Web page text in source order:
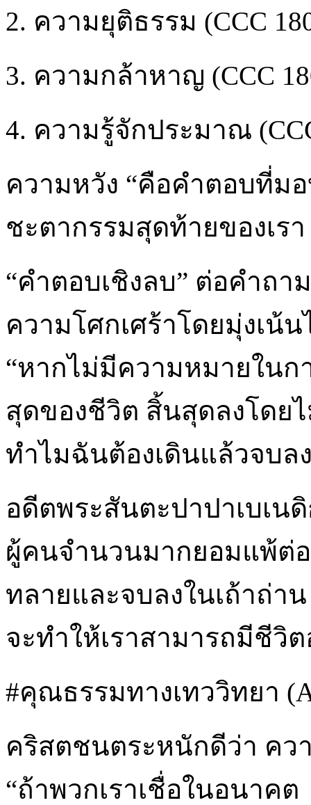
2. ความยุติธรรม (CCC
3. ความกล้าหาญ (CCC
4. ความรู้จักประมาณ
ความหวัง “คือคำตอบที่ม
ชะตากรรมสุดท้ายของเรา
“คำตอบเชิงลบ” ต่อคำถ
ความโศกเศร้าโดยมุ่งเ
“หากไม่มีความหมายในก
สุดของชีวิต สิ้นสุดลงโดยไ
ทำไมฉันต้องเดินแล้วจบล
อดีตพระสันตะปาปาเบเน
ผู้คนจำนวนมากยอมแพ้ต่
ทลายและจบลงในเถ้าถ่า
จะทำให้เราสามารถมีชีวิ
#คุณธรรมทางเทววิทยา (A
คริสตชนตระหนักดีว่า คว
“ถ้าพวกเราเชื่อในอนาค